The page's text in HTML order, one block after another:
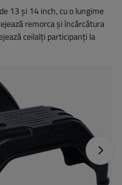
13 și 14 inch, cu o lungime
remorca și încărcătura
ceilalți participanți la